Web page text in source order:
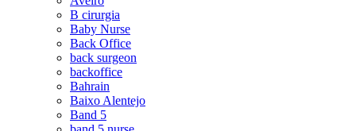
B cirurgia
Baby Nurse
Back Office
back surgeon
backoffice
Bahrain
Baixo Alentejo
Band 5